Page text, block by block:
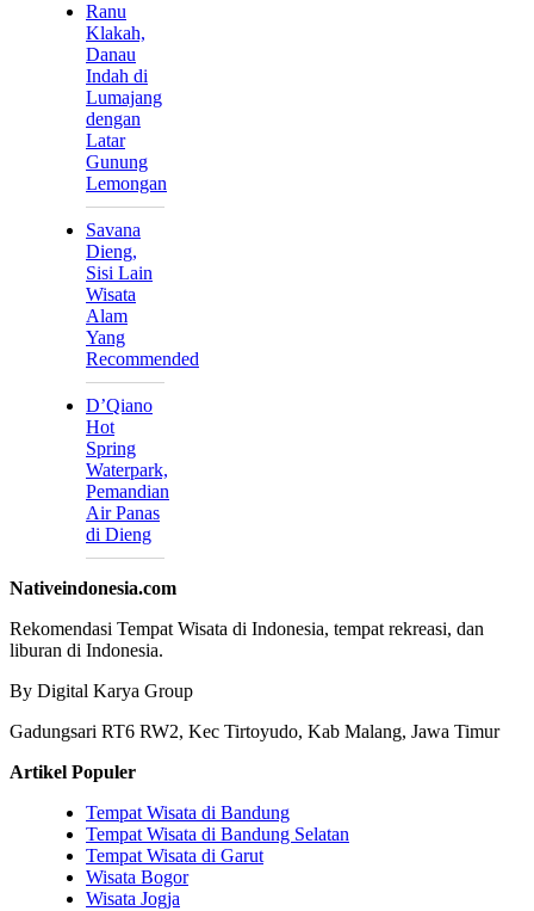
Ranu
Klakah,
Danau
Indah di
Lumajang
dengan
Latar
Gunung
Lemongan
Savana
Dieng,
Sisi Lain
Wisata
Alam
Yang
Recommended
D’Qiano
Hot
Spring
Waterpark,
Pemandian
Air Panas
di Dieng
Nativeindonesia.com
Rekomendasi Tempat Wisata di Indonesia, tempat rekreasi, dan
liburan di Indonesia.
By Digital Karya Group
Gadungsari RT6 RW2, Kec Tirtoyudo, Kab Malang, Jawa Timur
Artikel Populer
Tempat Wisata di Bandung
Tempat Wisata di Bandung Selatan
Tempat Wisata di Garut
Wisata Bogor
Wisata Jogja